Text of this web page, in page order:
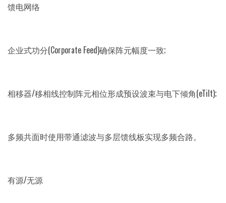
馈电网络
企业式功分(Corporate Feed)确保阵元幅度一致;
相移器/移相线控制阵元相位形成预设波束与电下倾角(eTilt);
多频共面时使用带通滤波与多层馈线板实现多频合路。
有源/无源